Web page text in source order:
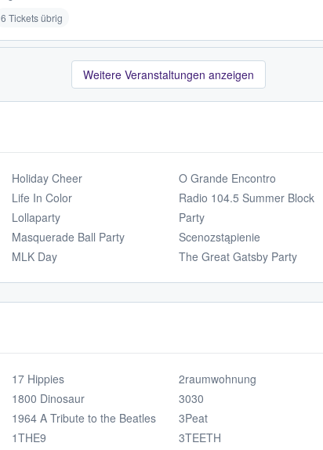
6 Tickets übrig
Weitere Veranstaltungen anzeigen
Holiday Cheer
Life In Color
Lollaparty
Masquerade Ball Party
MLK Day
O Grande Encontro
Radio 104.5 Summer Block
Party
Scenozstąpienie
The Great Gatsby Party
17 Hippies
1800 Dinosaur
1964 A Tribute to the Beatles
1THE9
2raumwohnung
3030
3Peat
3TEETH